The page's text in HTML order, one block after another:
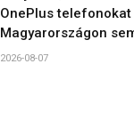
OnePlus
Magyarországon
2026-08-07